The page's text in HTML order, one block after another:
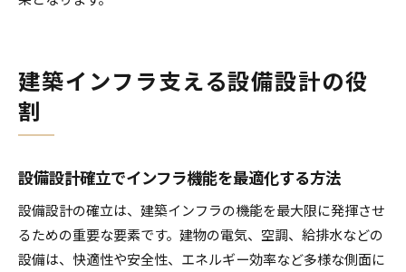
建築インフラ支える設備設計の役
割
設備設計確立でインフラ機能を最適化する方法
設備設計の確立は、建築インフラの機能を最大限に発揮させ
るための重要な要素です。建物の電気、空調、給排水などの
設備は、快適性や安全性、エネルギー効率など多様な側面に